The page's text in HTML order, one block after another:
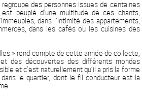
regroupe des personnes issues de centaines
peuplé d’une multitude de ces chants,
dans l’intimité des appartements,
dans les cafés ou les cuisines des
» rend compte de cette année de collecte,
des découvertes des différents mondes
et c’est naturellement qu’il a pris la forme
dans le quartier, dont le fil conducteur est la